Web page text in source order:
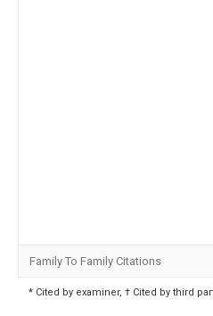
Family To Family Citations
* Cited by examiner, † Cited by third